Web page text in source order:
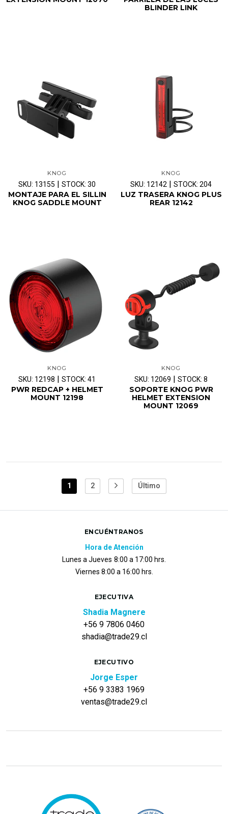
BLINDER LINK
KNOG
SKU: 13155 | STOCK: 30
MONTAJE PARA EL SILLIN
KNOG SADDLE MOUNT
KNOG
SKU: 12142 | STOCK: 204
LUZ TRASERA KNOG PLUS
REAR 12142
KNOG
SKU: 12198 | STOCK: 41
PWR REDCAP + HELMET
MOUNT 12198
KNOG
SKU: 12069 | STOCK: 8
SOPORTE KNOG PWR
HELMET EXTENSION
MOUNT 12069
1 2 Último
ENCUÉNTRANOS
Hora de Atención
Lunes a Jueves 8:00 a 17:00 hrs.
Viernes 8:00 a 16:00 hrs.
EJECUTIVA
Shadia Magnere
+56 9 7806 0460
shadia@trade29.cl
EJECUTIVO
Jorge Esper
+56 9 3383 1969
ventas@trade29.cl